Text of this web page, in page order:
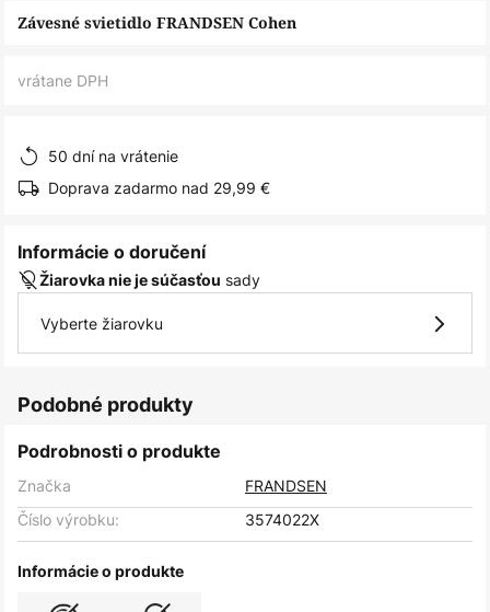
Preskočiť
Závesné svietidlo FRANDSEN Cohen
vrátane DPH
50 dní na vrátenie
Doprava zadarmo nad 29,99 €
Informácie o doručení
Žiarovka nie je súčasťou sady
Vyberte žiarovku
Podobné produkty
Podrobnosti o produkte
Značka
FRANDSEN
Číslo výrobku:
3574022X
Informácie o produkte